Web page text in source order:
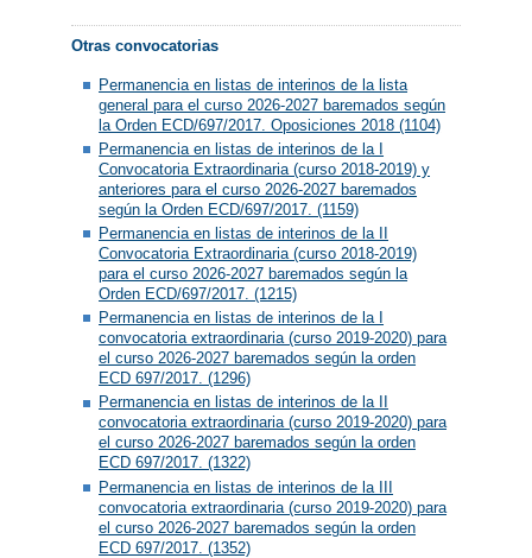
Otras convocatorias
Permanencia en listas de interinos de la lista
general para el curso 2026-2027 baremados según
la Orden ECD/697/2017. Oposiciones 2018 (1104)
Permanencia en listas de interinos de la I
Convocatoria Extraordinaria (curso 2018-2019) y
anteriores para el curso 2026-2027 baremados
según la Orden ECD/697/2017. (1159)
Permanencia en listas de interinos de la II
Convocatoria Extraordinaria (curso 2018-2019)
para el curso 2026-2027 baremados según la
Orden ECD/697/2017. (1215)
Permanencia en listas de interinos de la I
convocatoria extraordinaria (curso 2019-2020) para
el curso 2026-2027 baremados según la orden
ECD 697/2017. (1296)
Permanencia en listas de interinos de la II
convocatoria extraordinaria (curso 2019-2020) para
el curso 2026-2027 baremados según la orden
ECD 697/2017. (1322)
Permanencia en listas de interinos de la III
convocatoria extraordinaria (curso 2019-2020) para
el curso 2026-2027 baremados según la orden
ECD 697/2017. (1352)